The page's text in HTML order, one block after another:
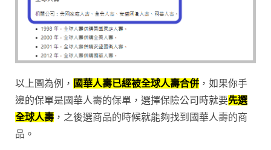
以上圖為例， 國華人壽已經被全球人壽合併 ，如果你手
邊的保單是國華人壽的保單，選擇保險公司時就要先選
全球人壽 ，之後選商品的時候就能夠找到國華人壽的商
品。